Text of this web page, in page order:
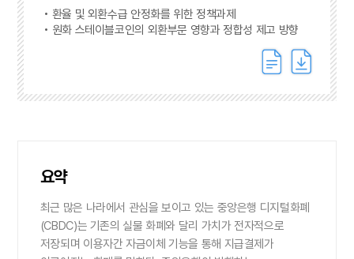
환율 및 외환수급 안정화를 위한 정책과제
원화 스테이블코인의 외환부문 영향과 정합성 제고 방향
요약
최근 많은 나라에서 관심을 보이고 있는 중앙은행 디지털화폐
(CBDC)는 기존의 실물 화폐와 달리 가치가 전자적으로
저장되며 이용자간 자금이체 기능을 통해 지급결제가